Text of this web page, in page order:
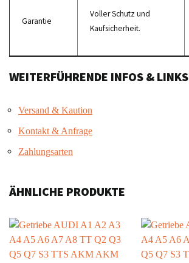
Garantie
Voller Schutz und
Kaufsicherheit.
WEITERFÜHRENDE INFOS & LINKS
Versand & Kaution
Kontakt & Anfrage
Zahlungsarten
ÄHNLICHE PRODUKTE